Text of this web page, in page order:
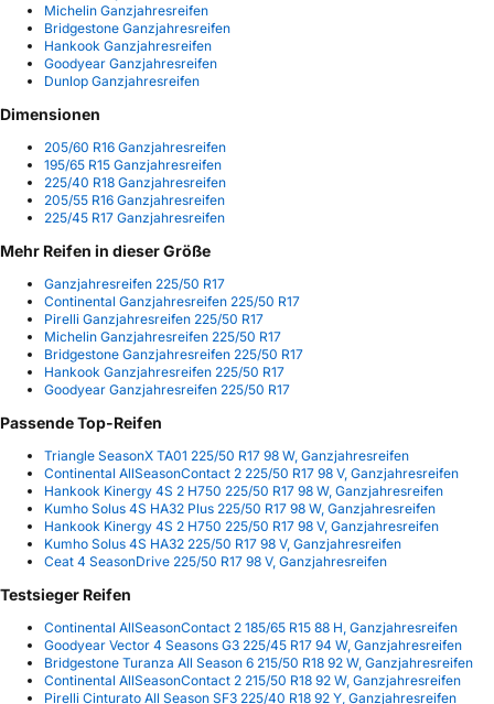
Michelin Ganzjahresreifen
Bridgestone Ganzjahresreifen
Hankook Ganzjahresreifen
Goodyear Ganzjahresreifen
Dunlop Ganzjahresreifen
Dimensionen
205/60 R16 Ganzjahresreifen
195/65 R15 Ganzjahresreifen
225/40 R18 Ganzjahresreifen
205/55 R16 Ganzjahresreifen
225/45 R17 Ganzjahresreifen
Mehr Reifen in dieser Größe
Ganzjahresreifen 225/50 R17
Continental Ganzjahresreifen 225/50 R17
Pirelli Ganzjahresreifen 225/50 R17
Michelin Ganzjahresreifen 225/50 R17
Bridgestone Ganzjahresreifen 225/50 R17
Hankook Ganzjahresreifen 225/50 R17
Goodyear Ganzjahresreifen 225/50 R17
Passende Top-Reifen
Triangle SeasonX TA01 225/50 R17 98 W, Ganzjahresreifen
Continental AllSeasonContact 2 225/50 R17 98 V, Ganzjahresreifen
Hankook Kinergy 4S 2 H750 225/50 R17 98 W, Ganzjahresreifen
Kumho Solus 4S HA32 Plus 225/50 R17 98 W, Ganzjahresreifen
Hankook Kinergy 4S 2 H750 225/50 R17 98 V, Ganzjahresreifen
Kumho Solus 4S HA32 225/50 R17 98 V, Ganzjahresreifen
Ceat 4 SeasonDrive 225/50 R17 98 V, Ganzjahresreifen
Testsieger Reifen
Continental AllSeasonContact 2 185/65 R15 88 H, Ganzjahresreifen
Goodyear Vector 4 Seasons G3 225/45 R17 94 W, Ganzjahresreifen
Bridgestone Turanza All Season 6 215/50 R18 92 W, Ganzjahresreifen
Continental AllSeasonContact 2 215/50 R18 92 W, Ganzjahresreifen
Pirelli Cinturato All Season SF3 225/40 R18 92 Y, Ganzjahresreifen